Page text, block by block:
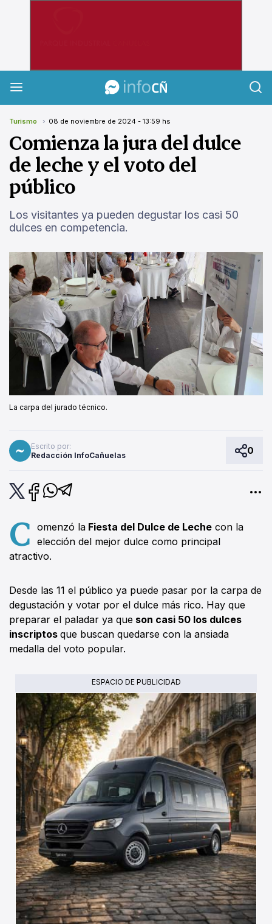
Turismo 08 de noviembre de 2024 - 13:59 hs
Comienza la jura del dulce
de leche y el voto del
público
Los visitantes ya pueden degustar los casi 50
dulces en competencia.
La carpa del jurado técnico.
Escrito por:
Redacción InfoCañuelas
0
C omenzó la Fiesta del Dulce de Leche con la
elección del mejor dulce como principal
atractivo.
Desde las 11 el público ya puede pasar por la carpa de
degustación y votar por el dulce más rico. Hay que
preparar el paladar ya que son casi 50 los dulces
inscriptos que buscan quedarse con la ansiada
medalla del voto popular.
ESPACIO DE PUBLICIDAD